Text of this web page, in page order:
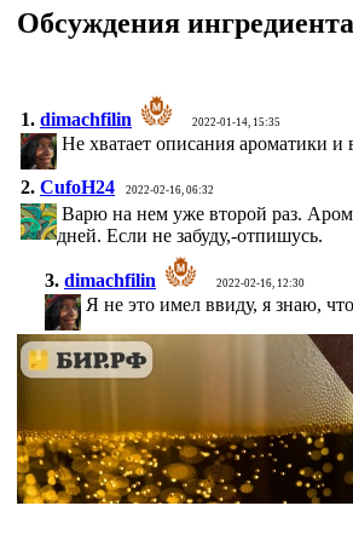
Обсуждения
1. dimachfilin 2022-01-14, 15:35
Не хватает описания ароматики и
2. CufoH24 2022-02-16, 06:32
Варю на нем уже второй раз.
дней. Если не забуду,-отпишусь.
3. dimachfilin 2022-02-16, 12:30
Я не это имел ввиду, я знаю,